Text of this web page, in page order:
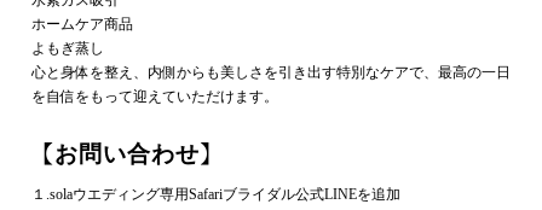
ホームケア商品
よもぎ蒸し
心と身体を整え、内側からも美しさを引き出す特別なケアで、最高の一日
を自信をもって迎えていただけます。
【お問い合わせ】
１.solaウエディング専用Safariブライダル公式LINEを追加